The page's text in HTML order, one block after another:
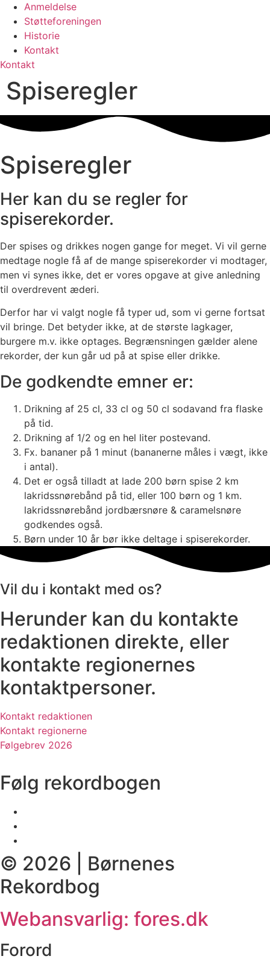
Anmeldelse
Støtteforeningen
Historie
Kontakt
Kontakt
Spiseregler
Spiseregler
Her kan du se regler for
spiserekorder.
Der spises og drikkes nogen gange for meget. Vi vil gerne
medtage nogle få af de mange spiserekorder vi modtager,
men vi synes ikke, det er vores opgave at give anledning
til overdrevent æderi.
Derfor har vi valgt nogle få typer ud, som vi gerne fortsat
vil bringe. Det betyder ikke, at de største lagkager,
burgere m.v. ikke optages. Begrænsningen gælder alene
rekorder, der kun går ud på at spise eller drikke.
De godkendte emner er:
Drikning af 25 cl, 33 cl og 50 cl sodavand fra flaske
på tid.
Drikning af 1/2 og en hel liter postevand.
Fx. bananer på 1 minut (bananerne måles i vægt, ikke
i antal).
Det er også tilladt at lade 200 børn spise 2 km
lakridssnørebånd på tid, eller 100 børn og 1 km.
lakridssnørebånd jordbærsnøre & caramelsnøre
godkendes også.
Børn under 10 år bør ikke deltage i spiserekorder.
Vil du i kontakt med os?
Herunder kan du kontakte
redaktionen direkte, eller
kontakte regionernes
kontaktpersoner.
Kontakt redaktionen
Kontakt regionerne
Følgebrev 2026
Følg rekordbogen
© 2026 | Børnenes
Rekordbog
Webansvarlig: fores.dk
Forord